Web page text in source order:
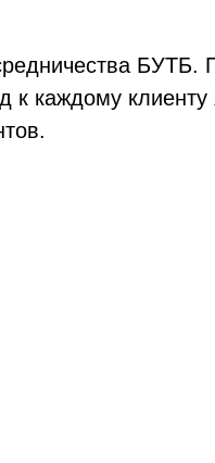
БУТБ.
к каждому